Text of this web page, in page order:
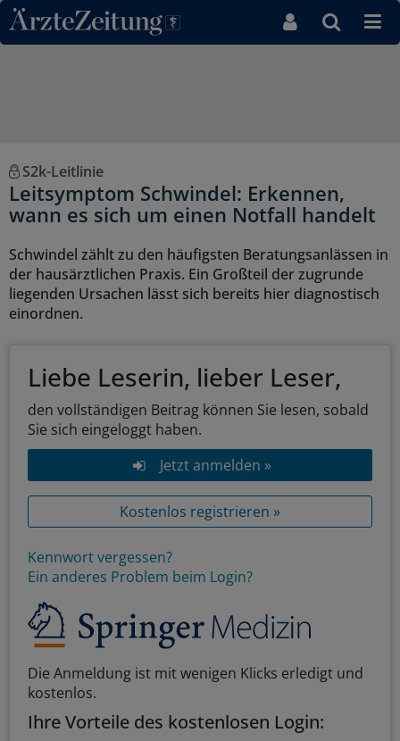
Direkt zum Inhaltsbereich
S2k-Leitlinie
Leitsymptom Schwindel: Erkennen,
wann es sich um einen Notfall handelt
Schwindel zählt zu den häufigsten Beratungsanlässen in
der hausärztlichen Praxis. Ein Großteil der zugrunde
liegenden Ursachen lässt sich bereits hier diagnostisch
einordnen.
Liebe Leserin, lieber Leser,
den vollständigen Beitrag können Sie lesen, sobald
Sie sich eingeloggt haben.
Jetzt anmelden »
Kostenlos registrieren »
Kennwort vergessen?
Ein anderes Problem beim Login?
Die Anmeldung ist mit wenigen Klicks erledigt und
kostenlos.
Ihre Vorteile des kostenlosen Login: